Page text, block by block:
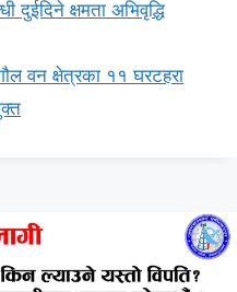
दुईदिने क्षमता अभिवृद्धि
वन क्षेत्रका ११ घरटहरा